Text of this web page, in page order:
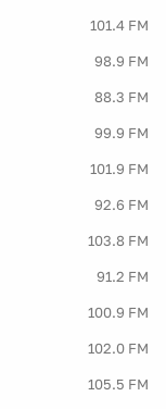
101.4 FM
98.9 FM
88.3 FM
99.9 FM
101.9 FM
92.6 FM
103.8 FM
91.2 FM
100.9 FM
102.0 FM
105.5 FM